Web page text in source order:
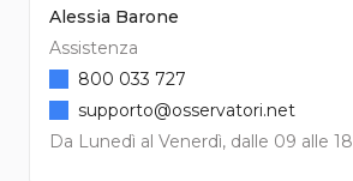
Alessia Barone
Assistenza
Da Lunedì al Venerdì, dalle 09 alle 18
800 033 727
supporto@osservatori.net